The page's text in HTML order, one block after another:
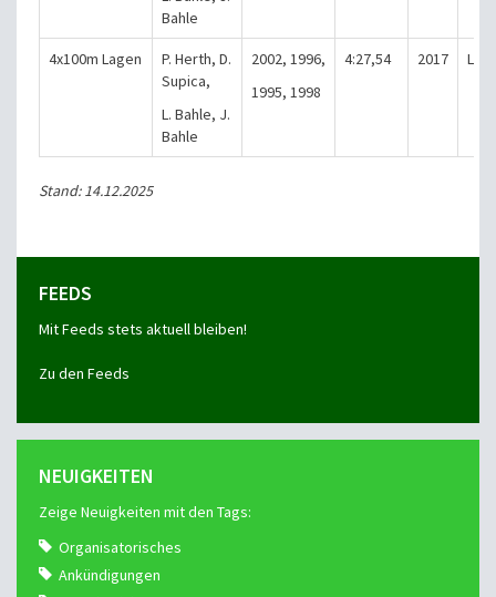
Bahle
4x100m Lagen
P. Herth, D.
Supica,
L. Bahle, J.
Bahle
2002, 1996,
1995, 1998
4:27,54 2017
Stand: 14.12.2025
FEEDS
Mit Feeds stets aktuell bleiben!
Zu den Feeds
NEUIGKEITEN
Zeige Neuigkeiten mit den Tags:
Organisatorisches
Ankündigungen